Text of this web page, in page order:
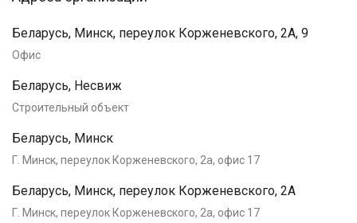
Беларусь, Минск, переулок Корженевского, 2А, 9
Офис
Беларусь, Несвиж
Строительный объект
Беларусь, Минск
Г. Минск, переулок Корженевского, 2а, офис 17
Беларусь, Минск, переулок Корженевского, 2А
Г. Минск, переулок Корженевского, 2а, офис 17